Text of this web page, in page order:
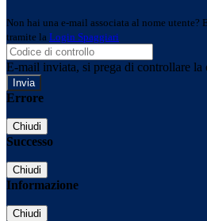
Non hai una e-mail associata al nome utente?
tramite la Login Spaggiari
E-mail inviata, si prega di controllare la
Errore
Chiudi
Successo
Chiudi
Informazione
Chiudi